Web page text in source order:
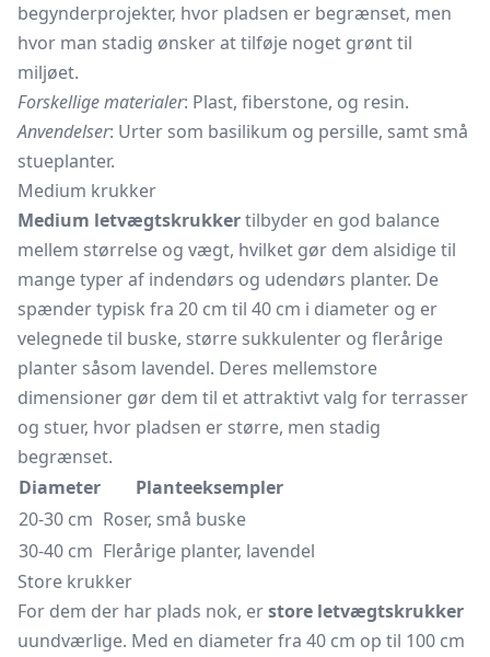
begynderprojekter, hvor pladsen er begrænset, men
hvor man stadig ønsker at tilføje noget grønt til
miljøet.
Forskellige materialer: Plast, fiberstone, og resin.
Anvendelser: Urter som basilikum og persille, samt små
stueplanter.
Medium krukker
Medium letvægtskrukkertilbyder en god balance
mellem størrelse og vægt, hvilket gør dem alsidige til
mange typer af indendørs og udendørs planter. De
spænder typisk fra 20 cm til 40 cm i diameter og er
velegnede til buske, større sukkulenter og flerårige
planter såsom lavendel. Deres mellemstore
dimensioner gør dem til et attraktivt valg for terrasser
og stuer, hvor pladsen er større, men stadig
begrænset.
Diameter
Planteeksempler
20-30 cm Roser, små buske
30-40 cm Flerårige planter, lavendel
Store krukker
For dem der har plads nok, erstore letvægtskrukker
uundværlige. Med en diameter fra 40 cm op til 100 cm